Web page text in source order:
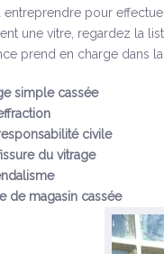
entreprendre pour
une vitre, regardez la
prend en charge dans
simple cassée
civile
du vitrage
de magasin cassée